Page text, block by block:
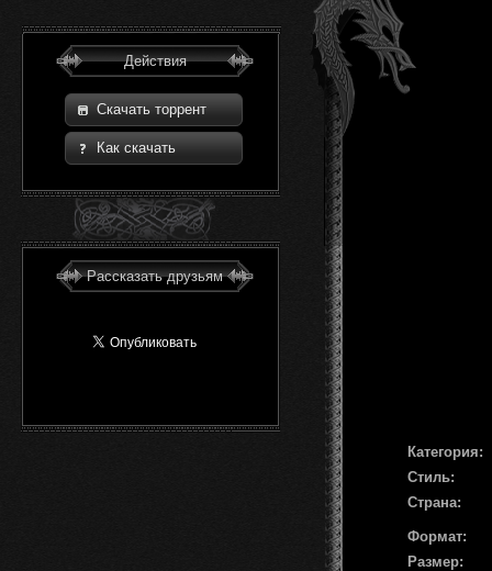
Действия
Скачать торрент
Как скачать
Рассказать друзьям
Категория:
Стиль:
Страна:
Формат:
Размер: